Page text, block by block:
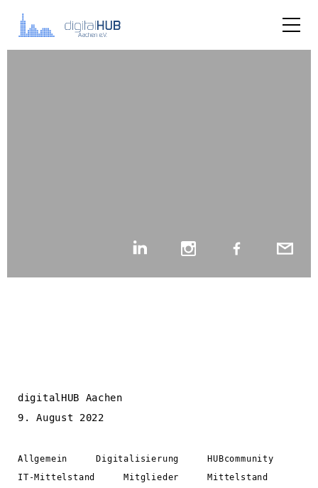
digitalHUB Aachen
9. August 2022
Allgemein Digitalisierung
HUBcommunity
IT-Mittelstand
Mitglieder Mittelstand